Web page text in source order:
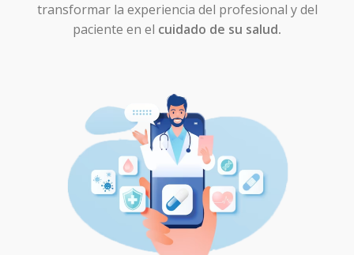
transformar la experiencia del profesional y del
paciente en el cuidado de su salud.